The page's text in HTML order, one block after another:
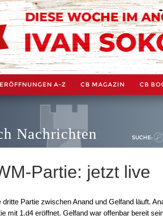
ERÖFFNUNGEN A-Z CB MAGAZIN CB
Nachrichten SUCHE:
Partie: jetzt live
dritte Partie zwischen Anand und Gelfand läuft.
mit 1.d4 eröffnet. Gelfand war offenbar bereit